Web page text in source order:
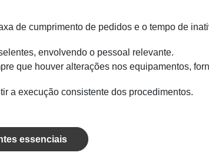
de cumprimento de pedidos e o tempo de
envolvendo o pessoal relevante.
que houver alterações nos equipamentos,
a execução consistente dos procedimentos.
essenciais